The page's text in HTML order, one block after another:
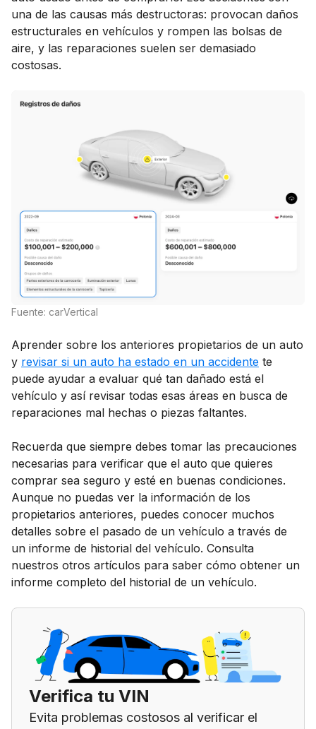
una de las causas más destructoras: provocan daños
estructurales en vehículos y rompen las bolsas de
aire, y las reparaciones suelen ser demasiado
costosas.
Fuente: carVertical
Aprender sobre los anteriores propietarios de un auto
y revisar si un auto ha estado en un accidente te
puede ayudar a evaluar qué tan dañado está el
vehículo y así revisar todas esas áreas en busca de
reparaciones mal hechas o piezas faltantes.
Recuerda que siempre debes tomar las precauciones
necesarias para verificar que el auto que quieres
comprar sea seguro y esté en buenas condiciones.
Aunque no puedas ver la información de los
propietarios anteriores, puedes conocer muchos
detalles sobre el pasado de un vehículo a través de
un informe de historial del vehículo. Consulta
nuestros otros artículos para saber cómo obtener un
informe completo del historial de un vehículo.
Verifica tu VIN
Evita problemas costosos al verificar el